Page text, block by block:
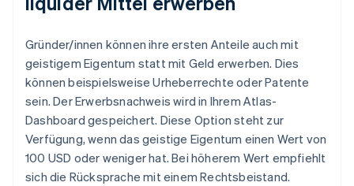
Gründer/innen können ihre ersten Anteile auch mit
geistigem Eigentum statt mit Geld erwerben. Dies
können beispielsweise Urheberrechte oder Patente
sein. Der Erwerbsnachweis wird in Ihrem Atlas-
Dashboard gespeichert. Diese Option steht zur
Verfügung, wenn das geistige Eigentum einen Wert von
100 USD oder weniger hat. Bei höherem Wert empfiehlt
sich die Rücksprache mit einem Rechtsbeistand.